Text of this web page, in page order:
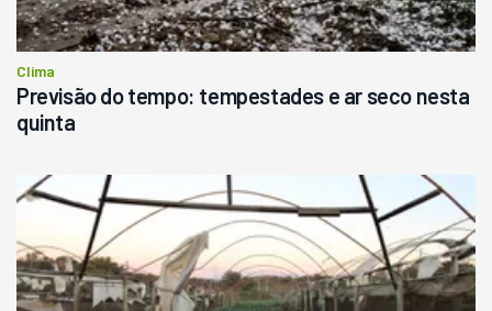
Clima
Previsão do tempo: tempestades e ar seco nesta
quinta